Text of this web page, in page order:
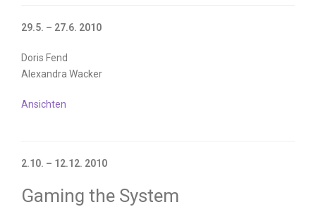
29.5. – 27.6. 2010
Doris Fend
Alexandra Wacker
Ansichten
2.10. – 12.12. 2010
Gaming the System